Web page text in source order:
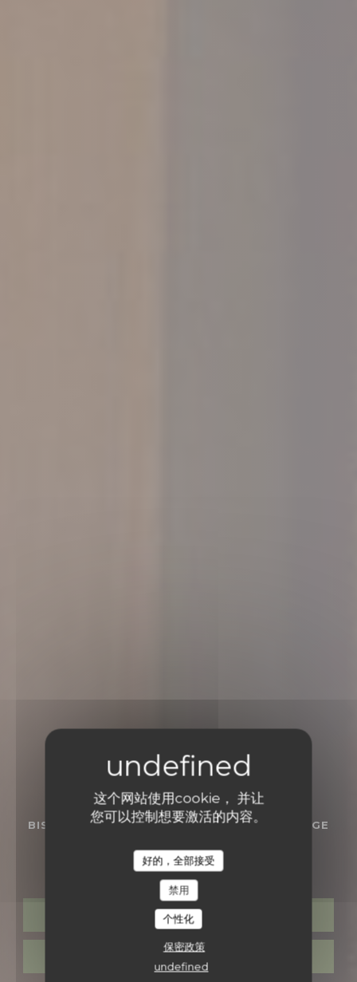
这个网站使用cookie， 并让
您可以控制想要激活的内容。
好的，全部接受
禁用
个性化
保密政策
undefined
BISTRONOMIC餐厅• LE TOUQUET-PARIS-PLAGE
Restaurant Vivant
预订餐位
带走